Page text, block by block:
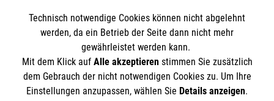
Cookies verwalten|AGB|Impressum|Datenschutz
Barrierefreiheit |Kontakt| Sharepoint|Mediathek
Technisch notwendige Cookies können nicht abgelehnt
werden, da ein Betrieb der Seite dann nicht mehr
gewährleistet werden kann.
Mit dem Klick auf Alle akzeptierenstimmen Sie zusätzlich
dem Gebrauch der nicht notwendigen Cookies zu. Um Ihre
Einstellungen anzupassen, wählen Sie Details anzeigen.